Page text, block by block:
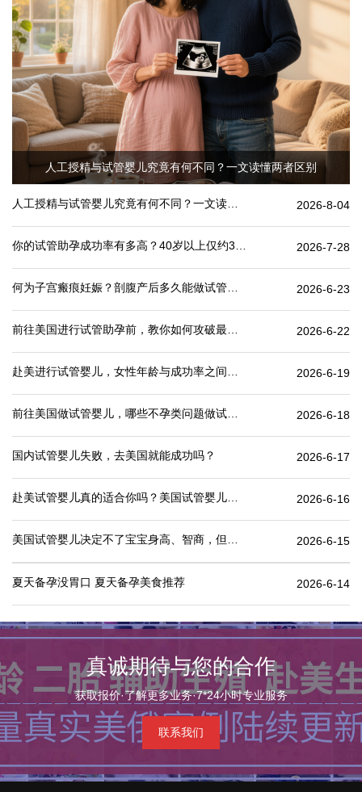
人工授精与试管婴儿究竟有何不同？一文读懂两者区别
2026-8-04
2026-7-28
2026-6-23
2026-6-22
2026-6-19
2026-6-18
国内试管婴儿失败，去美国就能成功吗？ 2026-6-17
2026-6-16
2026-6-15
夏天备孕没胃口 夏天备孕美食推荐 2026-6-14
真诚期待与您的合作
获取报价·了解更多业务·7*24小时专业服务
联系我们